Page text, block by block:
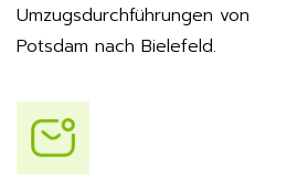
Umzugsdurchführungen von
Potsdam nach Bielefeld.